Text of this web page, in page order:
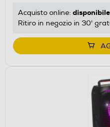
Acquisto online: disponibile
Ritiro in negozio in 30'